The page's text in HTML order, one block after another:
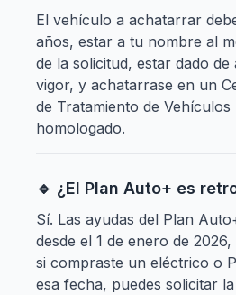
El vehículo a achatarrar
años, estar a tu nombre al
de la solicitud, estar dado
vigor, y achatarrase en un
de Tratamiento de Vehículos
homologado.
🔹 ¿El Plan Auto+ es
Sí. Las ayudas del Plan
desde el 1 de enero de
si compraste un eléctrico o
esa fecha, puedes solicitar